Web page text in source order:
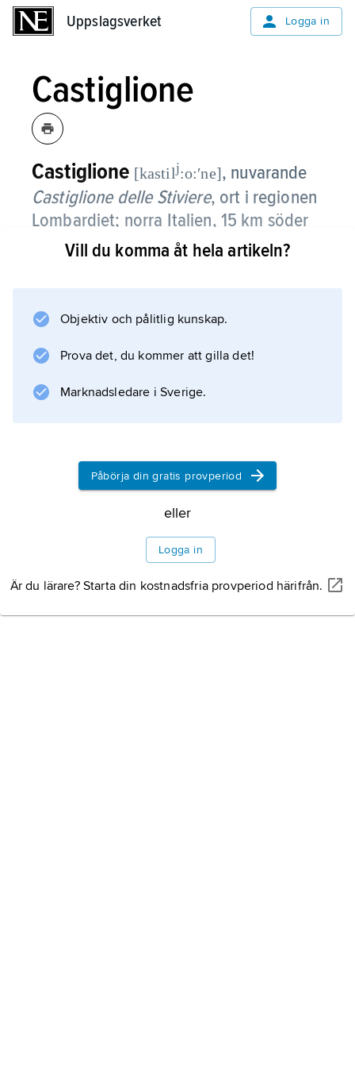
Uppslagsverket Logga in
Castiglione
Castiglione [kastilj:o:ʹne], nuvarande
Castiglione delle Stiviere, ort i regionen
Lombardiet; norra Italien, 15 km söder
om Gardasjön, nära Solferino.
splittrade Napoleon motståndaren, som
man, mot 27 000 fransmän. Till den franska
segern bidrog särskilt Pierre François
Information om artikeln
Vill du komma åt hela artikeln?
Objektiv och pålitlig kunskap.
Prova det, du kommer att gilla det!
Marknadsledare i Sverige.
Påbörja din gratis provperiod
eller
Logga in
Är du lärare? Starta din kostnadsfria provperiod härifrån.